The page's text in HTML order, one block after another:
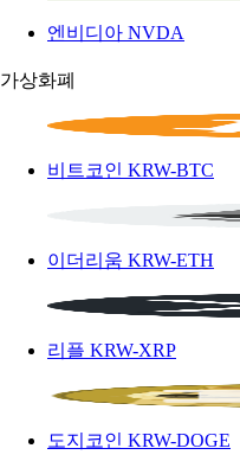
엔비디아 NVDA
가상화폐
비트코인 KRW-BTC
이더리움 KRW-ETH
리플 KRW-XRP
도지코인 KRW-DOGE